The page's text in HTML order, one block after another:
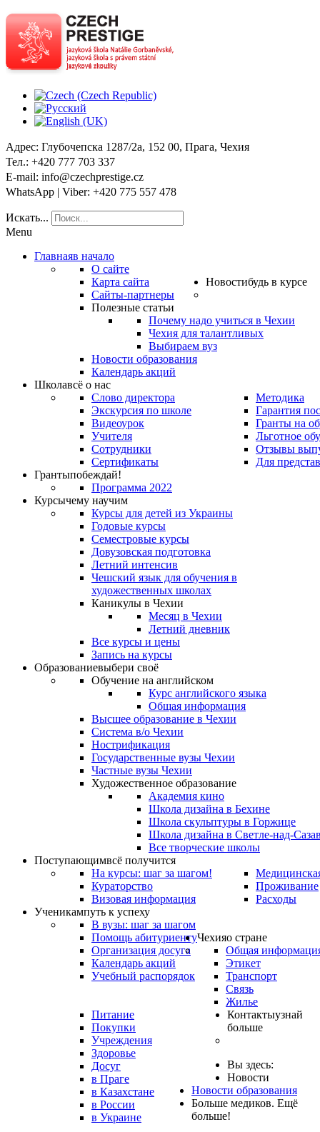
Адрес: Глубочепска 1287/2a, 152 00, Прага, Чехия
Тел.: +420 777 703 337
E-mail: info@czechprestige.cz
WhatsApp | Viber: +420 775 557 478
Искать...
Menu
Главнаяв начало
О сайте
Карта сайта
Сайты-партнеры
Новостибудь в курсе
Полезные статьи
Почему надо учиться в Чехии
Чехия для талантливых
Выбираем вуз
Новости образования
Календарь акций
Школавсё о нас
Слово директора
Экскурсия по школе
Видеоурок
Учителя
Сотрудники
Сертификаты
Методика
Гарантия
Гранты на
Льготное
Отзывы
Для
Грантыпобеждай!
Программа 2022
Курсычему научим
Курсы для детей из Украины
Годовые курсы
Семестровые курсы
Довузовская подготовка
Летний интенсив
Чешский язык для обучения в
художественных школах
Каникулы в Чехии
Месяц в Чехии
Летний дневник
Все курсы и цены
Запись на курсы
Образованиевыбери своё
Обучение на английском
Курс английского языка
Общая информация
Высшее образование в Чехии
Система в/о Чехии
Нострификация
Государственные вузы Чехии
Частные вузы Чехии
Художественное образование
Академия кино
Школа дизайна в Бехине
Школа скульптуры в Горжице
Школа дизайна в Светле-над-
Все творческие школы
Поступающимвсё получится
На курсы: шаг за шагом!
Кураторство
Визовая информация
Проживание
Расходы
Ученикампуть к успеху
В вузы: шаг за шагом
Помощь абитуриенту
Организация досуга
Календарь акций
Учебный распорядок
Чехияо стране
Общая
Этикет
Транспорт
Связь
Жилье
Питание
Покупки
Учреждения
Здоровье
Досуг
Контактыузнай
больше
в Праге
в Казахстане
в России
в Украине
Вы здесь:
Новости
Новости образования
Больше медиков. Ещё
больше!